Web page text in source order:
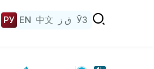
РУ EN 中文 ق ز ЎЗ